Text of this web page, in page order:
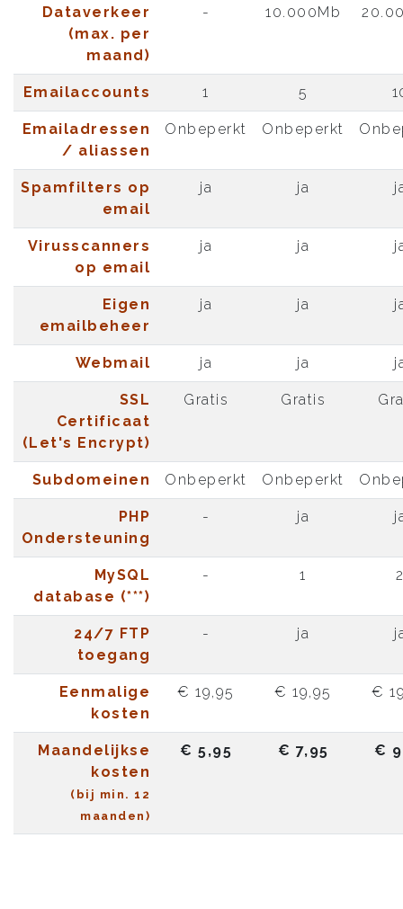
Dataverkeer
(max. per
maand)
- 10.000Mb
Emailaccounts 1 5
Emailadressen
/ aliassen
Onbeperkt Onbeperkt
Spamfilters op
email
ja ja
Virusscanners
op email
ja ja
Eigen
emailbeheer
ja ja
Webmail ja ja
SSL
Certificaat
(Let's Encrypt)
Gratis Gratis
Subdomeinen Onbeperkt Onbeperkt
PHP
Ondersteuning
- ja
MySQL
database (***)
- 1
24/7 FTP
toegang
- ja
Eenmalige
kosten
€ 19,95 € 19,95 €
Maandelijkse
kosten
(bij min. 12
maanden)
€ 5,95 € 7,95 €